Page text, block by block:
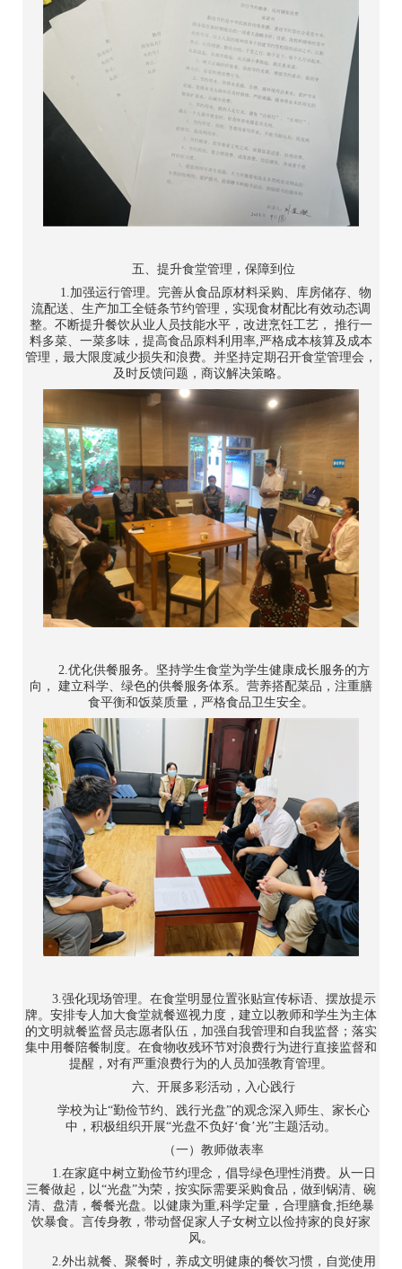
五、提升食堂管理，保障到位
1.加强运行管理。完善从食品原材料采购、库房储存、物
流配送、生产加工全链条节约管理，实现食材配比有效动态调
整。不断提升餐饮从业人员技能水平，改进烹饪工艺， 推行一
料多菜、一菜多味，提高食品原料利用率,严格成本核算及成本
管理，最大限度减少损失和浪费。并坚持定期召开食堂管理会，
及时反馈问题，商议解决策略。
2.优化供餐服务。坚持学生食堂为学生健康成长服务的方
向， 建立科学、绿色的供餐服务体系。营养搭配菜品，注重膳
食平衡和饭菜质量，严格食品卫生安全。
3.强化现场管理。在食堂明显位置张贴宣传标语、摆放提示
牌。安排专人加大食堂就餐巡视力度，建立以教师和学生为主体
的文明就餐监督员志愿者队伍，加强自我管理和自我监督；落实
集中用餐陪餐制度。在食物收残环节对浪费行为进行直接监督和
提醒，对有严重浪费行为的人员加强教育管理。
六、开展多彩活动，入心践行
学校为让“勤俭节约、践行光盘”的观念深入师生、家长心
中，积极组织开展“光盘不负好‘食’光”主题活动。
（一）教师做表率
1.在家庭中树立勤俭节约理念，倡导绿色理性消费。从一日
三餐做起，以“光盘”为荣，按实际需要采购食品，做到锅清、碗
清、盘清，餐餐光盘。以健康为重,科学定量，合理膳食,拒绝暴
饮暴食。言传身教，带动督促家人子女树立以俭持家的良好家
风。
2.外出就餐、聚餐时，养成文明健康的餐饮习惯，自觉使用